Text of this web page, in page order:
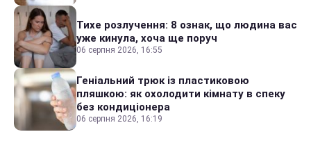
Тихе розлучення: 8 ознак, що людина вас
уже кинула, хоча ще поруч
06 серпня 2026, 16:55
Геніальний трюк із пластиковою
пляшкою: як охолодити кімнату в спеку
без кондиціонера
06 серпня 2026, 16:19